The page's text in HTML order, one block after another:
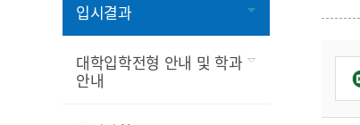
입시결과
대학입학전형 안내 및 학과
안내